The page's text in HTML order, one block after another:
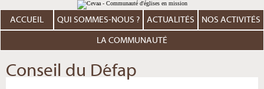
au
contenu.
Aller
personnels
ACCUEIL QUI SOMMES-NOUS ? ACTUALITÉS NOS ACTIVITÉS
LA COMMUNAUTÉ
Conseil du Défap